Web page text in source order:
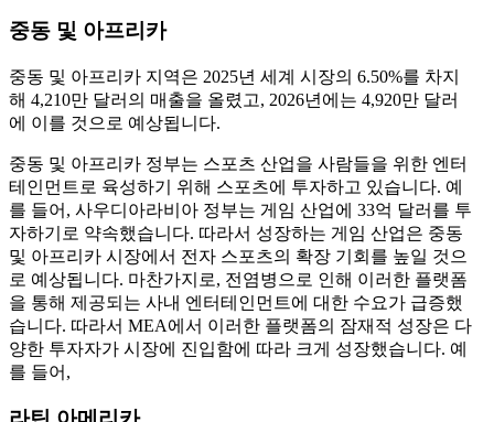
중동 및 아프리카
중동 및 아프리카 지역은 2025년 세계 시장의 6.50%를 차지
해 4,210만 달러의 매출을 올렸고, 2026년에는 4,920만 달러
에 이를 것으로 예상됩니다.
중동 및 아프리카 정부는 스포츠 산업을 사람들을 위한 엔터
테인먼트로 육성하기 위해 스포츠에 투자하고 있습니다. 예
를 들어, 사우디아라비아 정부는 게임 산업에 33억 달러를 투
자하기로 약속했습니다. 따라서 성장하는 게임 산업은 중동
및 아프리카 시장에서 전자 스포츠의 확장 기회를 높일 것으
로 예상됩니다. 마찬가지로, 전염병으로 인해 이러한 플랫폼
을 통해 제공되는 사내 엔터테인먼트에 대한 수요가 급증했
습니다. 따라서 MEA에서 이러한 플랫폼의 잠재적 성장은 다
양한 투자자가 시장에 진입함에 따라 크게 성장했습니다. 예
를 들어,